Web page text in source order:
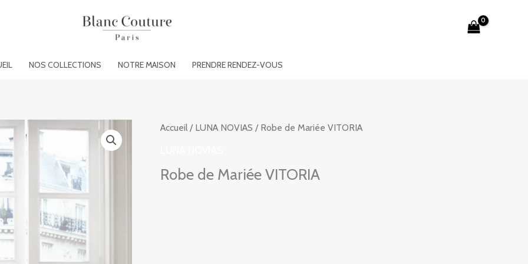
NOS COLLECTIONS NOTRE MAISON PRENDRE RENDEZ-VOUS
Accueil/ LUNA NOVIAS / Robe de Mariée VITORIA
Robe de Mariée VITORIA